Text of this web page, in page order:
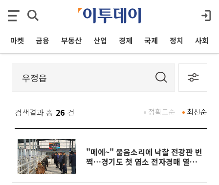
마켓 금융 부동산 산업 경제 국제 정치 사회
검색결과 총 26 건 최신순
정확도순
"메에~" 울음소리에 낙찰 전광판 번
쩍…경기도 첫 염소 전자경매 열렸